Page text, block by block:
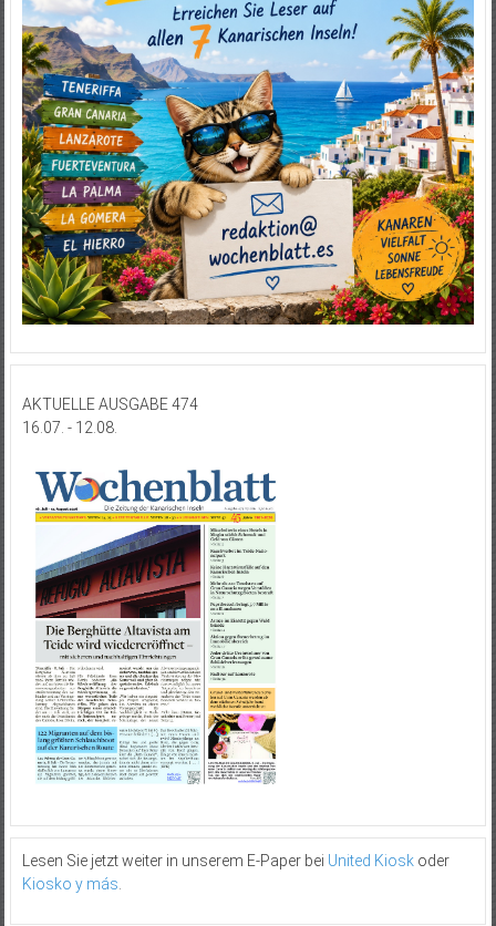
AKTUELLE AUSGABE 474
16.07. - 12.08.
Lesen Sie jetzt weiter in unserem E-Paper bei United Kioskoder
Kiosko y más